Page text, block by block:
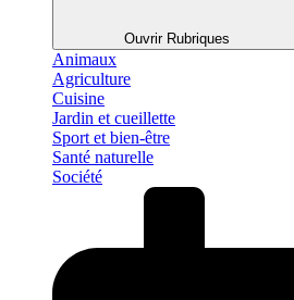
Ouvrir Rubriques
Animaux
Agriculture
Cuisine
Jardin et cueillette
Sport et bien-être
Santé naturelle
Société